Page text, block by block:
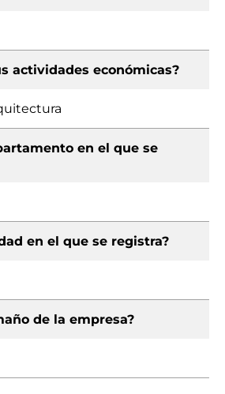
actividades económicas?
en el que se
en el que se registra?
de la empresa?